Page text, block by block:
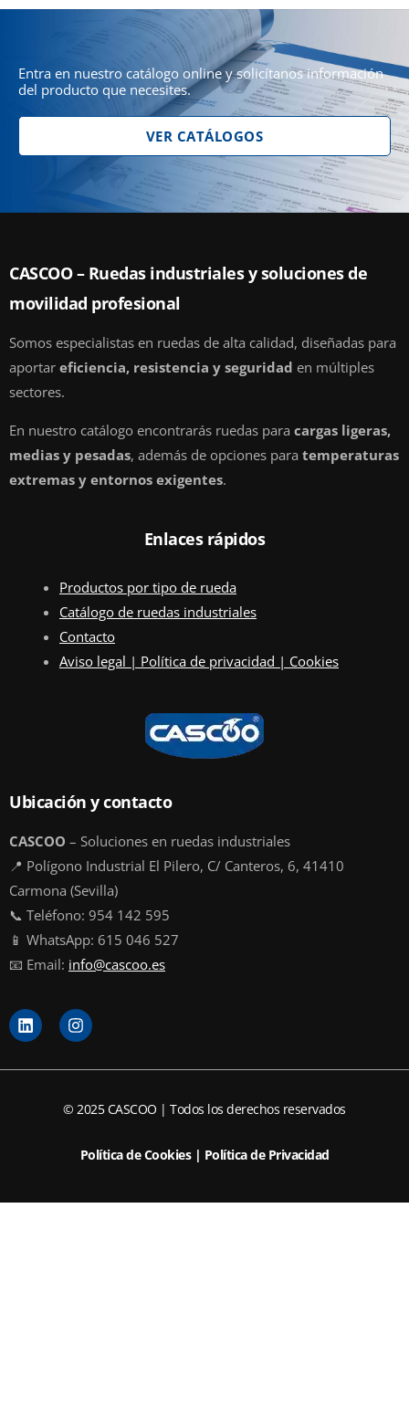
Entra en nuestro catálogo online y solicítanos información
del producto que necesites.
VER CATÁLOGOS
CASCOO – Ruedas industriales y soluciones de
movilidad profesional
Somos especialistas en ruedas de alta calidad, diseñadas para
aportar eficiencia, resistencia y seguridad en múltiples
sectores.
En nuestro catálogo encontrarás ruedas para cargas ligeras,
medias y pesadas, además de opciones para temperaturas
extremas y entornos exigentes.
Enlaces rápidos
Productos por tipo de rueda
Catálogo de ruedas industriales
Contacto
Aviso legal | Política de privacidad | Cookies
Ubicación y contacto
CASCOO – Soluciones en ruedas industriales
📍 Polígono Industrial El Pilero, C/ Canteros, 6, 41410
Carmona (Sevilla)
📞 Teléfono: 954 142 595
📱 WhatsApp: 615 046 527
📧 Email: info@cascoo.es
L
i
n
k
I
n
s
t
r
m
© 2025 CASCOO | Todos los derechos reservados
Política de Cookies| Política de Privacidad